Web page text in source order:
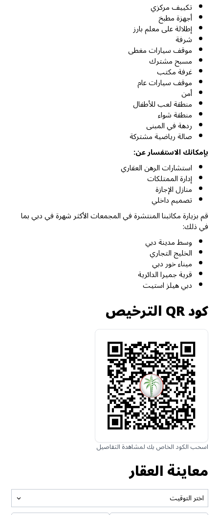
تكييف مركزي
أجهزة مطبخ
إطلالة على معلم بارز
شرفة
موقف سيارات مغطى
مسبح مشترك
غرفة مكتب
موقف سيارات عام
أمن
منطقة لعب للأطفال
منطقة شواء
ردهة في المبنى
صالة رياضية مشتركة
بإمكانك الاستفسار عن:
استشارات الرهن العقاري
إدارة الممتلكات
منازل الإجازة
تصميم داخلي
قم بزيارة مكاتبنا المنتشرة في المجمعات الأكثر شهرة في دبي بما
في ذلك:
وسط مدينة دبي
الخليج التجاري
ميناء خور دبي
قرية جميرا الدائرية
دبي هيلز استيت
كود QR الترخيص
اسحب الكود الخاص بك لمشاهدة التفاصيل
معاينة العقار
اختر التوقيت